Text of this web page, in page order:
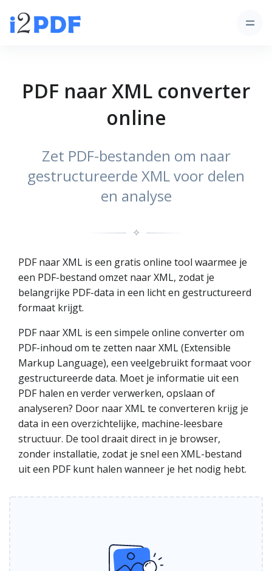
PDF naar XML converter
online
Zet PDF-bestanden om naar
gestructureerde XML voor delen
en analyse
✧
PDF naar XML is een gratis online tool waarmee je
een PDF-bestand omzet naar XML, zodat je
belangrijke PDF-data in een licht en gestructureerd
formaat krijgt.
PDF naar XML is een simpele online converter om
PDF-inhoud om te zetten naar XML (Extensible
Markup Language), een veelgebruikt formaat voor
gestructureerde data. Moet je informatie uit een
PDF halen en verder verwerken, opslaan of
analyseren? Door naar XML te converteren krijg je
data in een overzichtelijke, machine-leesbare
structuur. De tool draait direct in je browser,
zonder installatie, zodat je snel een XML-bestand
uit een PDF kunt halen wanneer je het nodig hebt.